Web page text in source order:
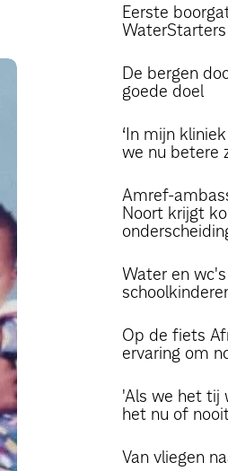
Eerste
De bergen
goede doel
‘In mijn
we nu betere
Amref-
Noort krijgt
Water en
Op de fiets
ervaring om
'Als we het tij
het nu of
Van vliegen